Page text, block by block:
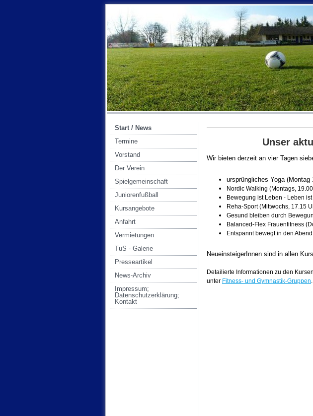
Start / News
Termine
Vorstand
Der Verein
Spielgemeinschaft
Juniorenfußball
Kursangebote
Anfahrt
Vermietungen
TuS - Galerie
Presseartikel
News-Archiv
Impressum;
Datenschutzerklärung;
Kontakt
Unser
Wir bieten derzeit an vier Tagen
ursprüngliches Yoga (Montag
Nordic Walking (Montags,
Bewegung ist Leben - Leben
Reha-Sport (Mittwochs, 17.15
Gesund bleiben durch
Balanced-Flex Frauenfitness
Entspannt bewegt in den
NeueinsteigerInnen sind in allen
Detailierte Informationen zu den
unter Fitness- und Gymnastik-Gruppen.